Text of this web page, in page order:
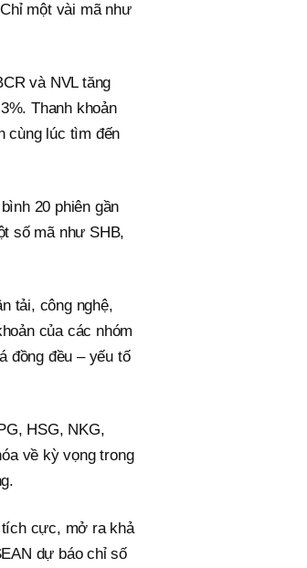
một vài mã như
và NVL tăng
Thanh khoản
cùng lúc tìm đến
20 phiên gần
số mã như SHB,
tải, công nghệ,
của các nhóm
đồng đều – yếu tố
HSG, NKG,
về kỳ vọng trong
cực, mở ra khả
dự báo chỉ số